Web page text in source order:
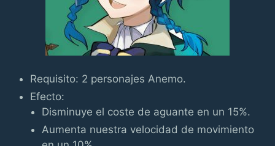
Requisito: 2 personajes Anemo.
Efecto:
Disminuye el coste de aguante en un 15%.
Aumenta nuestra velocidad de movimiento